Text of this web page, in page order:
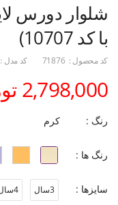
شلوار دورس
با کد 10707)
کد محصول : 71876 کد مدل :
2,798,000 تومان
رنگ : کرم
رنگ ها :
سایزها : 3سال 4سال